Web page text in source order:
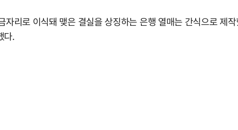
자리로 이식돼 맺은 결실을 상징하는 은행 열매는 간식으로 제
다.